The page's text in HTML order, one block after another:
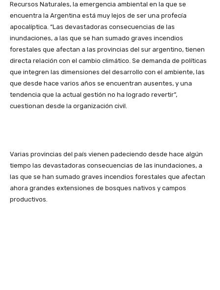
Recursos Naturales, la emergencia ambiental en la que se
encuentra la Argentina está muy lejos de ser una profecía
apocalíptica. “Las devastadoras consecuencias de las
inundaciones, a las que se han sumado graves incendios
forestales que afectan a las provincias del sur argentino, tienen
directa relación con el cambio climático. Se demanda de políticas
que integren las dimensiones del desarrollo con el ambiente, las
que desde hace varios años se encuentran ausentes, y una
tendencia que la actual gestión no ha logrado revertir”,
cuestionan desde la organización civil.
Varias provincias del país vienen padeciendo desde hace algún
tiempo las devastadoras consecuencias de las inundaciones, a
las que se han sumado graves incendios forestales que afectan
ahora grandes extensiones de bosques nativos y campos
productivos.